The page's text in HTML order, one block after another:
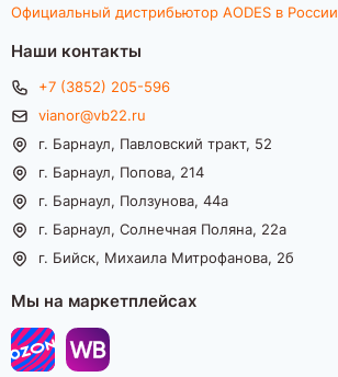
Официальный дистрибьютор AODES в России
Наши контакты
+7 (3852) 205-596
vianor@vb22.ru
г. Барнаул, Павловский тракт, 52
г. Барнаул, Попова, 214
г. Барнаул, Ползунова, 44а
г. Барнаул, Солнечная Поляна, 22а
г. Бийск, Михаила Митрофанова, 2б
Мы на маркетплейсах